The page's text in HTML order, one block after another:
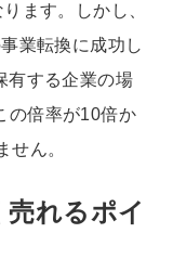
ます。しかし、
業転換に成功し
有する企業の場
の倍率が10倍か
せん。
れるポイ